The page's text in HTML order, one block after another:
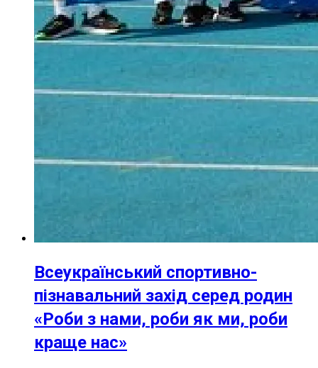
Всеукраїнський спортивно-
пізнавальний захід серед родин
«Роби з нами, роби як ми, роби
краще нас»